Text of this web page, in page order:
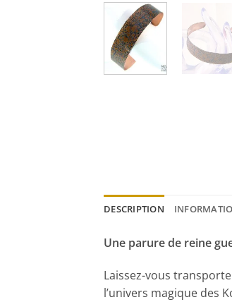
DESCRIPTION
Une parure de reine
Laissez-vous
l’univers magique des